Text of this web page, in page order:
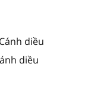
diều
diều